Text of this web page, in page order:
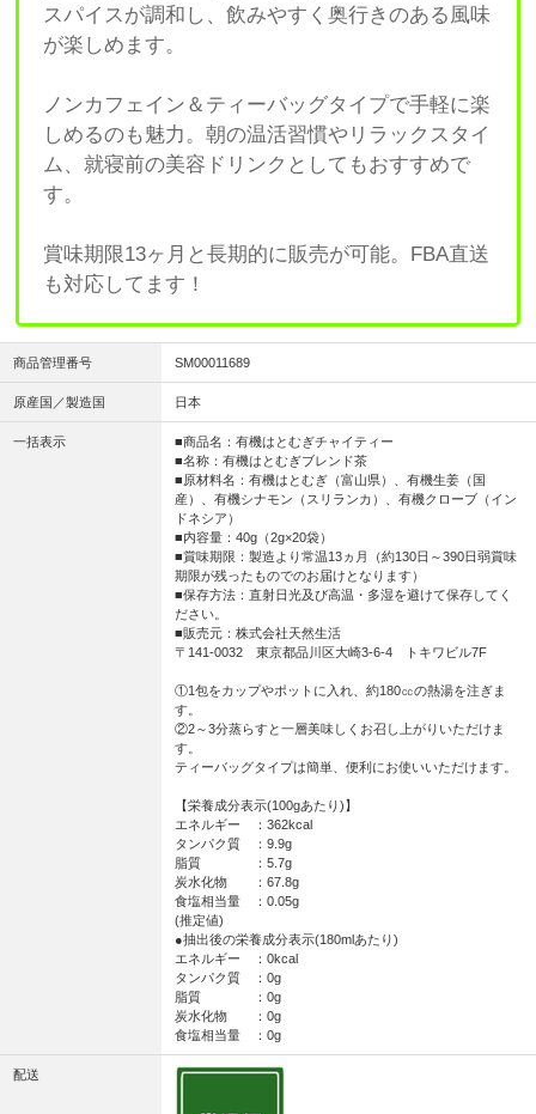
スパイスが調和し、飲みやすく奥行きのある風味
が楽しめます。
ノンカフェイン＆ティーバッグタイプで手軽に楽
しめるのも魅力。朝の温活習慣やリラックスタイ
ム、就寝前の美容ドリンクとしてもおすすめで
す。
賞味期限13ヶ月と長期的に販売が可能。FBA直送
も対応してます！
商品管理番号 SM00011689
原産国／製造国 日本
一括表示
■商品名：有機はとむぎチャイティー
■名称：有機はとむぎブレンド茶
■原材料名：有機はとむぎ（富山県）、有機生姜（国
産）、有機シナモン（スリランカ）、有機クローブ（イン
ドネシア）
■内容量：40g（2g×20袋）
■賞味期限：製造より常温13ヵ月（約130日～390日弱賞味
期限が残ったものでのお届けとなります）
■保存方法：直射日光及び高温・多湿を避けて保存してく
ださい。
■販売元：株式会社天然生活
〒141-0032 東京都品川区大崎3-6-4 トキワビル7F
①1包をカップやポットに入れ、約180㏄の熱湯を注ぎま
す。
②2～3分蒸らすと一層美味しくお召し上がりいただけま
す。
ティーバッグタイプは簡単、便利にお使いいただけます。
【栄養成分表示(100gあたり)】
エネルギー ：362kcal
タンパク質 ：9.9g
脂質 ：5.7g
炭水化物 ：67.8g
食塩相当量 ：0.05g
(推定値)
●抽出後の栄養成分表示(180mlあたり)
エネルギー ：0kcal
タンパク質 ：0g
脂質 ：0g
炭水化物 ：0g
食塩相当量 ：0g
配送